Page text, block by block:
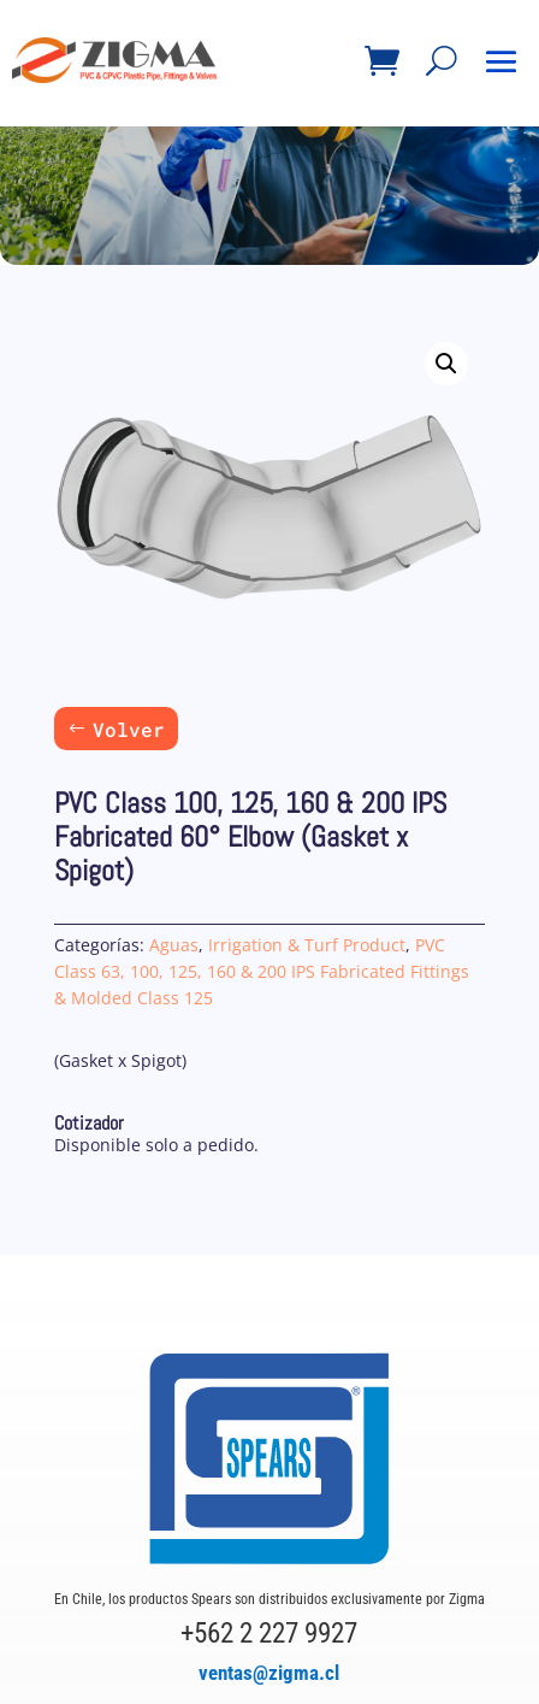
Volver
PVC Class 100, 125, 160 & 200 IPS
Fabricated 60° Elbow (Gasket x
Spigot)
Categorías: Aguas, Irrigation & Turf Product, PVC
Class 63, 100, 125, 160 & 200 IPS Fabricated Fittings
& Molded Class 125
(Gasket x Spigot)
Cotizador
Disponible solo a pedido.
En Chile, los productos Spears son distribuidos exclusivamente por Zigma
+562 2 227 9927
ventas@zigma.cl